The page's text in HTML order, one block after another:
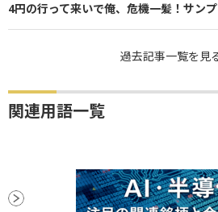
4円の行って来いで俺、危機一髪！サン
過去記事一覧を見
関連用語一覧